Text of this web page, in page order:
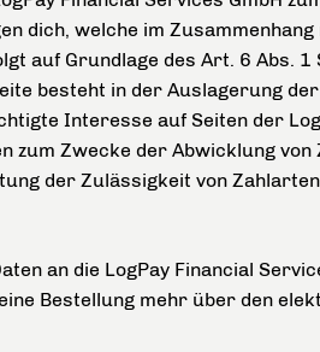
dich, welche im
auf Grundlage des Art. 6 Abs. 1
besteht in der Auslagerung
Interesse auf Seiten der
zum Zwecke der Abwicklung von
der Zulässigkeit von
an die LogPay Financial
Bestellung mehr über den